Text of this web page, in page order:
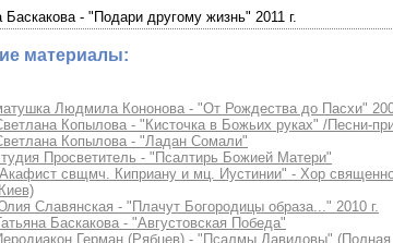
Баскакова - "Подари другому жизнь" 2011 г.
материалы:
Людмила Кононова - "От Рождества до Пасхи"
Копылова - "Кисточка в Божьих руках" /Песни-
Копылова - "Ладан Сомали"
Просветитель - "Псалтирь Божией Матери"
свщмч. Киприану и мц. Иустинии" - Хор
Славянская - "Плачут Богородицы образа..." 2010 г.
Баскакова - "Августовская Победа"
Герман (Рябцев) - "Псалмы Давидовы"